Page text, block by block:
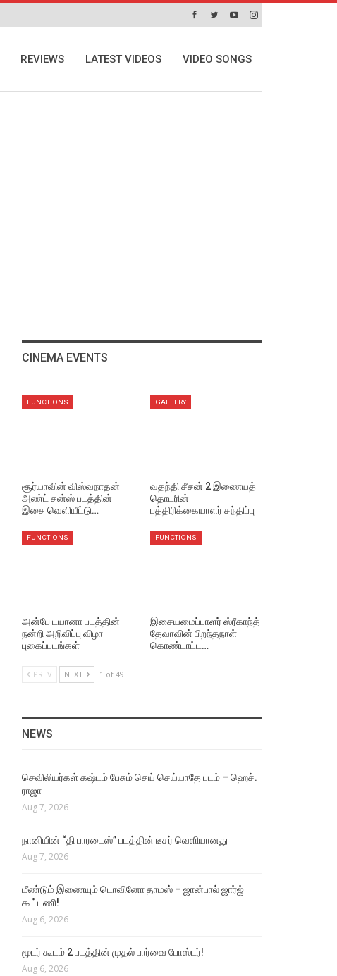
REVIEWS LATEST VIDEOS VIDEO SONGS
CINEMA EVENTS
FUNCTIONS
சூர்யாவின் விஸ்வநாதன்
அண்ட் சன்ஸ் படத்தின்
இசை வெளியீட்டு…
GALLERY
வதந்தி சீசன் 2 இணையத்
தொடரின்
பத்திரிக்கையாளர் சந்திப்பு
FUNCTIONS
அன்பே டயானா படத்தின்
நன்றி அறிவிப்பு விழா
புகைப்படங்கள்
FUNCTIONS
இசையமைப்பாளர் ஸ்ரீகாந்த்
தேவாவின் பிறந்தநாள்
கொண்டாட்ட…
PREV NEXT 1 of 49
NEWS
செவிலியர்கள் கஷ்டம் பேசும் செய் செய்யாதே படம் – ஹெச்.
ராஜா
Aug 7, 2026
நானியின் “தி பாரடைஸ்” படத்தின் டீசர் வெளியானது
Aug 7, 2026
மீண்டும் இணையும் டொவினோ தாமஸ் – ஜான்பால் ஜார்ஜ்
கூட்டணி!
Aug 6, 2026
மூடர் கூடம் 2 படத்தின் முதல் பார்வை போஸ்டர்!
Aug 6, 2026